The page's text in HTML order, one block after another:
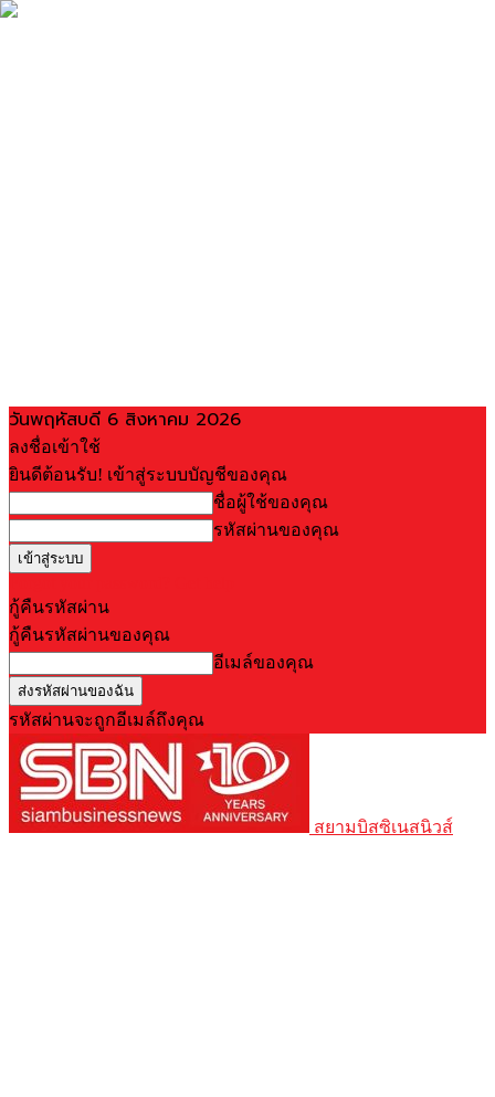
วันพฤหัสบดี 6 สิงหาคม 2026
ลงชื่อเข้าใช้
ยินดีต้อนรับ! เข้าสู่ระบบบัญชีของคุณ
ชื่อผู้ใช้ของคุณ
รหัสผ่านของคุณ
กู้คืนรหัสผ่าน
กู้คืนรหัสผ่านของคุณ
อีเมล์ของคุณ
รหัสผ่านจะถูกอีเมล์ถึงคุณ
สยามบิสซิเนสนิวส์